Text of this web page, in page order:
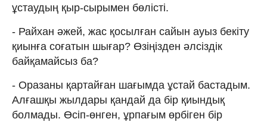
ұстаудың қыр-сырымен бөлісті.
- Райхан әжей, жас қосылған сайын ауыз бекіту
қиынға соғатын шығар? Өзіңізден әлсіздік
байқамайсыз ба?
- Оразаны қартайған шағымда ұстай бастадым.
Алғашқы жылдары қандай да бір қиындық
болмады. Өсіп-өнген, ұрпағым өрбіген бір